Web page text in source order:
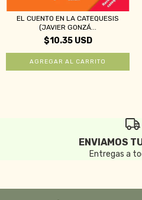
EL CUENTO EN LA CATEQUESIS
(JAVIER GONZÁ...
$10.35 USD
ENVIAMOS
Entregas a